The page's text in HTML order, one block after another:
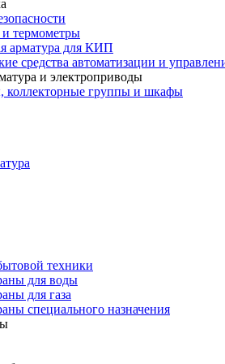
термометры
арматура для КИП
средства автоматизации и
и электроприводы
коллекторные группы и шкафы
техники
для воды
для газа
специального назначения